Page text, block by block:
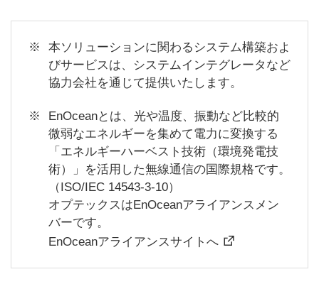
本ソリューションに関わるシステム構築およ
びサービスは、システムインテグレータなど
協力会社を通じて提供いたします。
EnOceanとは、光や温度、振動など比較的
微弱なエネルギーを集めて電力に変換する
「エネルギーハーベスト技術（環境発電技
術）」を活用した無線通信の国際規格です。
（ISO/IEC 14543-3-10）
オプテックスはEnOceanアライアンスメン
バーです。
EnOceanアライアンスサイトへ